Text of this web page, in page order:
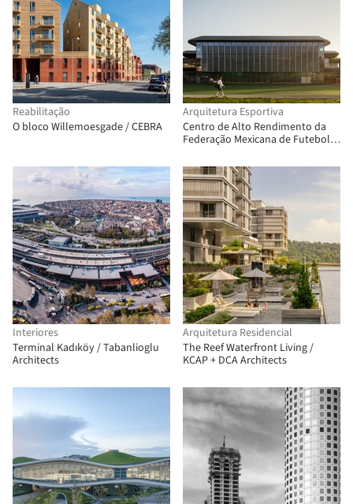
Reabilitação
O bloco Willemoesgade / CEBRA
Arquitetura Esportiva
Centro de Alto Rendimento da
Federação Mexicana de Futebol
Interiores
Terminal Kadıköy / Tabanlioglu
Architects
Arquitetura Residencial
The Reef Waterfront Living /
KCAP + DCA Architects